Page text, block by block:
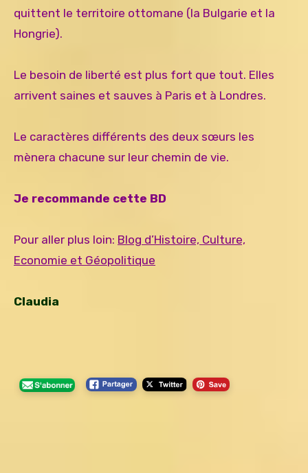
quittent le territoire ottomane (la Bulgarie et la
Hongrie).
Le besoin de liberté est plus fort que tout. Elles
arrivent saines et sauves à Paris et à Londres.
Le caractères différents des deux sœurs les
mènera chacune sur leur chemin de vie.
Je recommande cette BD
Pour aller plus loin: Blog d’Histoire, Culture,
Economie et Géopolitique
Claudia